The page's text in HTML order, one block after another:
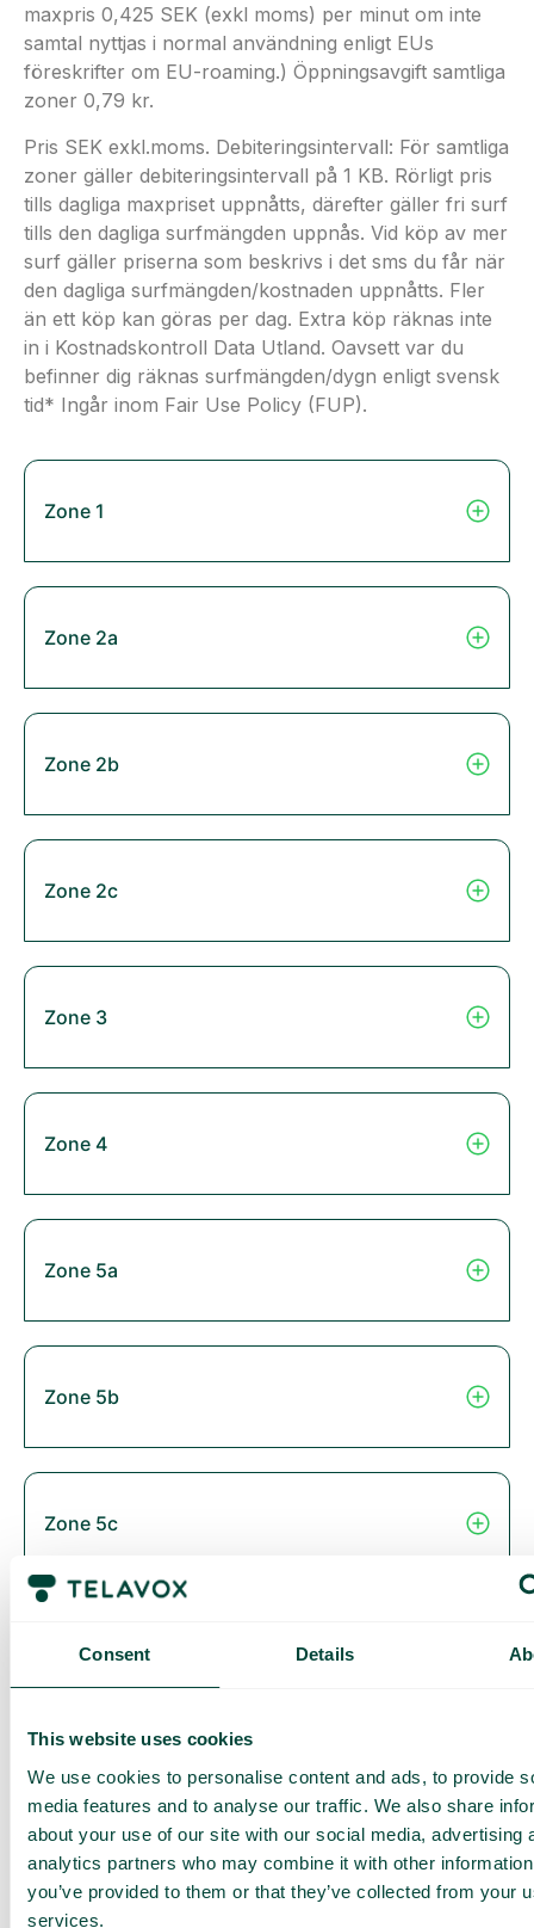
Consent Details
This website uses cookies
We use cookies to personalise content and ads, to provide
media features and to analyse our traffic. We also share
about your use of our site with our social media, advertising
analytics partners who may combine it with other
you’ve provided to them or that they’ve collected from your
services.
maxpris 0,425 SEK (exkl moms) per minut om inte
samtal nyttjas i normal användning enligt EUs
föreskrifter om EU-roaming.) Öppningsavgift samtliga
zoner 0,79 kr.
Pris SEK exkl.moms. Debiteringsintervall: För samtliga
zoner gäller debiteringsintervall på 1 KB. Rörligt pris
tills dagliga maxpriset uppnåtts, därefter gäller fri surf
tills den dagliga surfmängden uppnås. Vid köp av mer
surf gäller priserna som beskrivs i det sms du får när
den dagliga surfmängden/kostnaden uppnåtts. Fler
än ett köp kan göras per dag. Extra köp räknas inte
in i Kostnadskontroll Data Utland. Oavsett var du
befinner dig räknas surfmängden/dygn enligt svensk
tid* Ingår inom Fair Use Policy (FUP).
Zone 1
Zone 2a
Zone 2b
Zone 2c
Zone 3
Zone 4
Zone 5a
Zone 5b
Zone 5c
Zone 6
Thailand
Zone 2B